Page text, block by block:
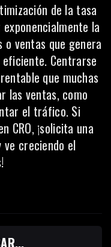
de la tasa
la
ventas que genera
Centrarse
que muchas
las ventas, como
el tráfico. Si
CRO, ¡solicita una
ve creciendo el